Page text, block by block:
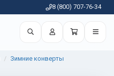
8 (800) 707-76-34
Зимние конверты